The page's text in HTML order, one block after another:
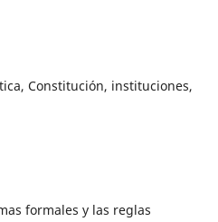
Constitución, instituciones,
formales y las reglas